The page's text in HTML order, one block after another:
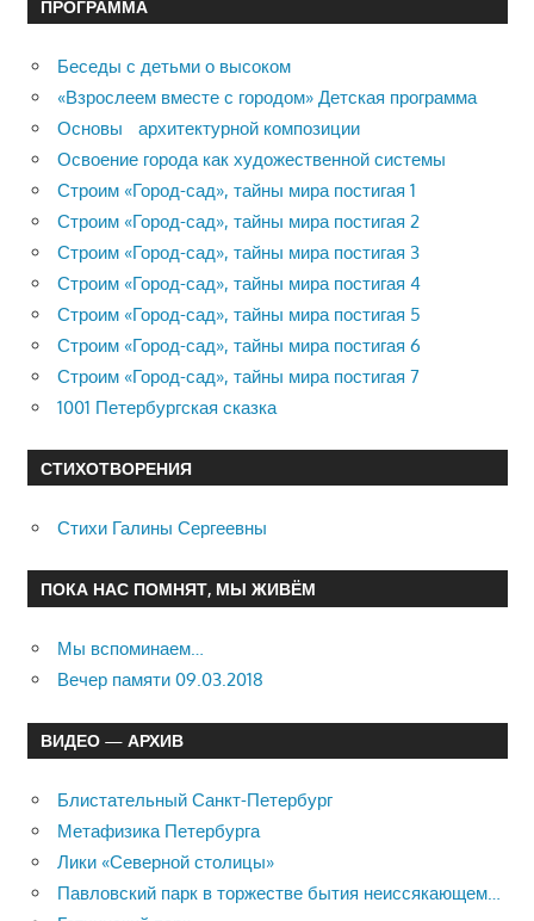
ПРОГРАММА
Беседы с детьми о высоком
«Взрослеем вместе с городом» Детская программа
Основы архитектурной композиции
Освоение города как художественной системы
Строим «Город-сад», тайны мира постигая 1
Строим «Город-сад», тайны мира постигая 2
Строим «Город-сад», тайны мира постигая 3
Строим «Город-сад», тайны мира постигая 4
Строим «Город-сад», тайны мира постигая 5
Строим «Город-сад», тайны мира постигая 6
Строим «Город-сад», тайны мира постигая 7
1001 Петербургская сказка
СТИХОТВОРЕНИЯ
Стихи Галины Сергеевны
ПОКА НАС ПОМНЯТ, МЫ ЖИВЁМ
Мы вспоминаем…
Вечер памяти 09.03.2018
ВИДЕО — АРХИВ
Блистательный Санкт-Петербург
Метафизика Петербурга
Лики «Северной столицы»
Павловский парк в торжестве бытия неиссякающем…